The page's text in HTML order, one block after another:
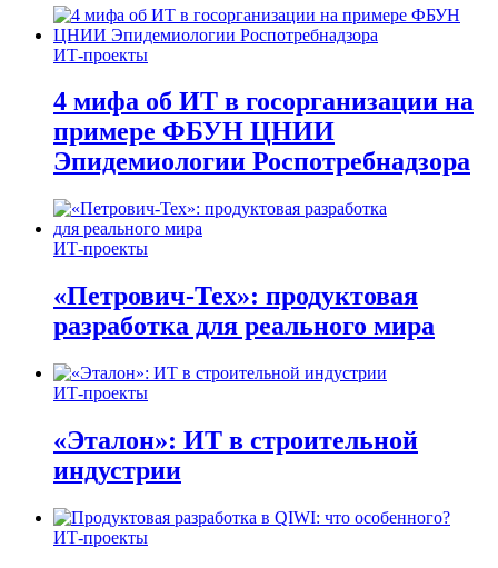
ИТ-проекты
4 мифа об ИТ в госорганизации на
примере ФБУН ЦНИИ
Эпидемиологии Роспотребнадзора
ИТ-проекты
«Петрович-Тех»: продуктовая
разработка для реального мира
ИТ-проекты
«Эталон»: ИТ в строительной
индустрии
ИТ-проекты